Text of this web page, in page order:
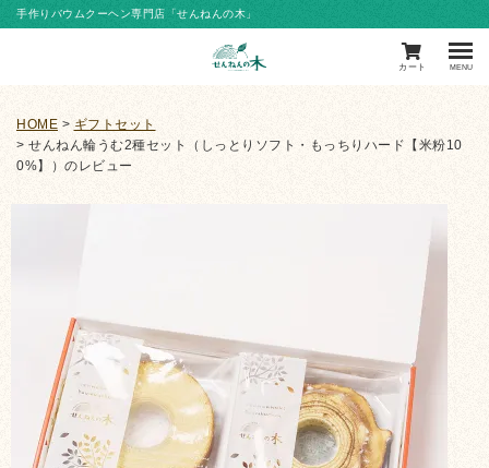
手作りバウムクーヘン専門店「せんねんの木」
カート MENU
HOME
ギフトセット
せんねん輪うむ2種セット（しっとりソフト・もっちりハード【米粉10
0%】）のレビュー